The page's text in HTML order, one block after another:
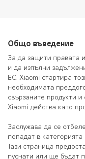
Общо въведение
За да защити правата
и да изпълни
ЕС, Xiaomi стартира
необходимата
свързаните продукти и
Xiaomi действа като
Заслужава да се
попадат в категорията
Тази страница
пуснати или ще бъдат